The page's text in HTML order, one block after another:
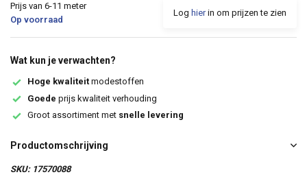
Prijs van 6-11 meter
Op voorraad
Log hierin om prijzen te zien
Wat kun je verwachten?
Hoge kwaliteit modestoffen
Goede prijs kwaliteit verhouding
Groot assortiment met snelle levering
Productomschrijving
SKU: 17570088